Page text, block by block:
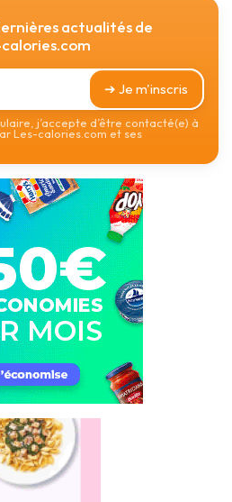
actualités de
➔ Je m'inscris
j’accepte d’être contacté(e) à
Les-calories.com et ses